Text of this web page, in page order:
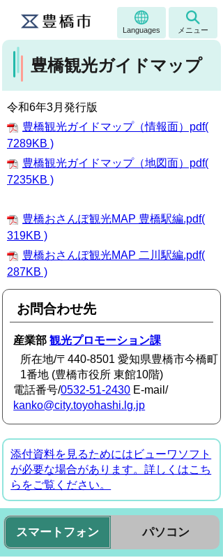
Languages メニュー
豊橋観光ガイドマップ
令和6年3月発行版
豊橋観光ガイドマップ（情報面）pdf(
7289KB )
豊橋観光ガイドマップ（地図面）pdf(
7235KB )
豊橋おさんぽ観光MAP 豊橋駅編.pdf(
319KB )
豊橋おさんぽ観光MAP 二川駅編.pdf(
287KB )
お問合わせ先
産業部観光プロモーション課
所在地/〒440-8501 愛知県豊橋市今橋町
1番地 (豊橋市役所 東館10階)
電話番号/0532-51-2430 E-mail/
kanko@city.toyohashi.lg.jp
添付資料を見るためにはビューワソフト
が必要な場合があります。詳しくはこち
らをご覧ください。
スマートフォン パソコン